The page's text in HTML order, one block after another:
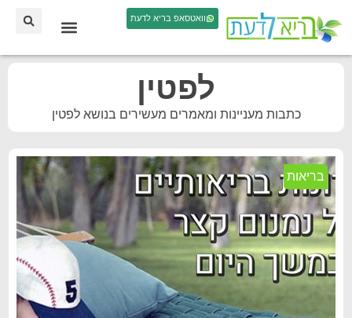
וואטסאפ בריא לדעת
לפטין
כתבות מעניינות ומאמרים מעשירים בנושא לפטין
בריאות